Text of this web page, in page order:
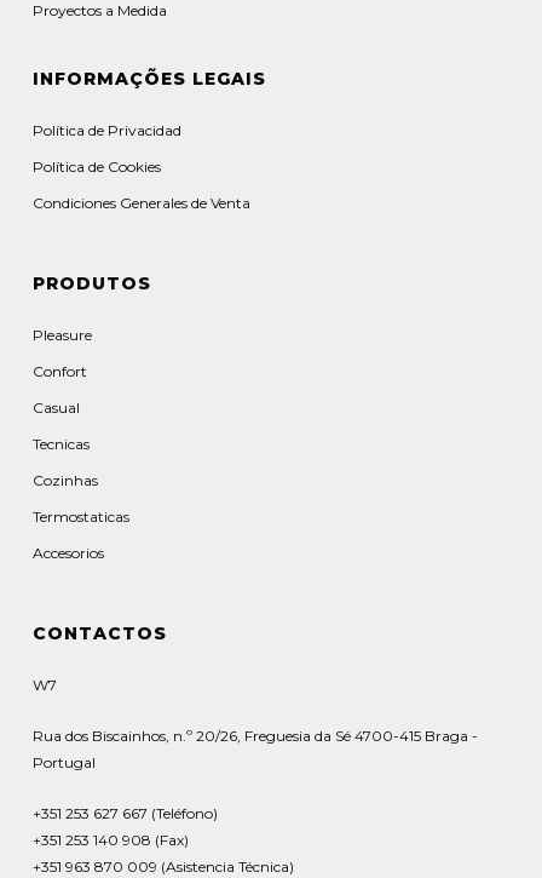
Proyectos a Medida
INFORMAÇÕES LEGAIS
Política de Privacidad
Política de Cookies
Condiciones Generales de Venta
PRODUTOS
Pleasure
Confort
Casual
Tecnicas
Cozinhas
Termostaticas
Accesorios
CONTACTOS
W7
Rua dos Biscainhos, n.º 20/26, Freguesia da Sé 4700-415 Braga -
Portugal
+351 253 627 667 (Teléfono)
+351 253 140 908 (Fax)
+351 963 870 009 (Asistencia Técnica)